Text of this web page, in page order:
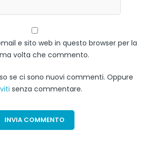
e sito web in questo browser per la
volta che commento.
se ci sono nuovi commenti. Oppure
senza commentare.